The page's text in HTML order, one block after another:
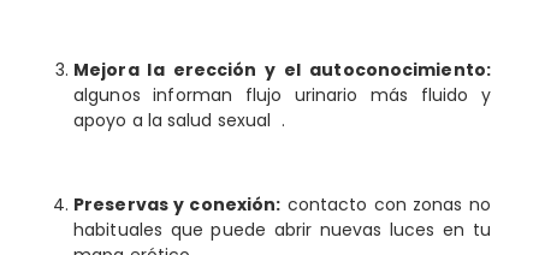
Mejora la erección y el autoconocimiento:
algunos informan flujo urinario más fluido y
apoyo a la salud sexual .
Preservas y conexión: contacto con zonas no
habituales que puede abrir nuevas luces en tu